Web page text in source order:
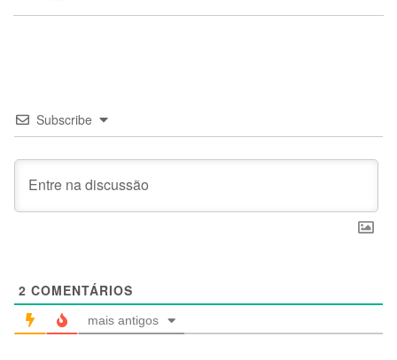
Subscribe
2 COMENTÁRIOS
mais antigos